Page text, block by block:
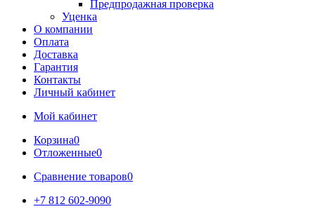
Предпродажная проверка
Уценка
О компании
Оплата
Доставка
Гарантия
Контакты
Личный кабинет
Мой кабинет
Корзина0
Отложенные0
Сравнение товаров0
+7 812 602-9090